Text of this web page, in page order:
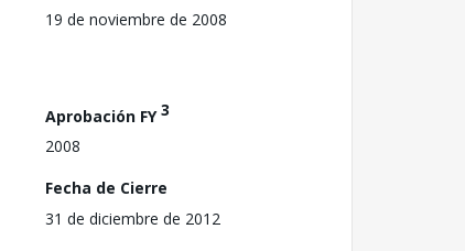
19 de noviembre de 2008
Aprobación FY3
2008
Fecha de Cierre
31 de diciembre de 2012